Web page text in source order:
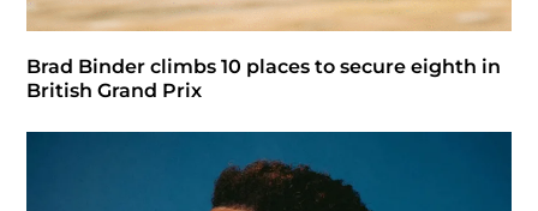
Brad Binder climbs 10 places to secure eighth in
British Grand Prix